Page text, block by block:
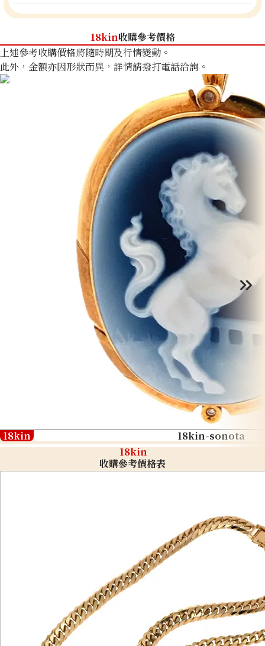
18kin收購參考價格
上述參考收購價格將隨時期及行情變動。
此外，金額亦因形狀而異，詳情請撥打電話洽詢。
18kin
18kin-sonota
18kin
收購參考價格表